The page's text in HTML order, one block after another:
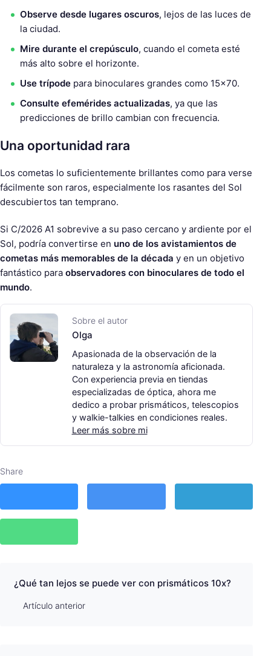
Observe desde lugares oscuros, lejos de las luces de
la ciudad.
Mire durante el crepúsculo, cuando el cometa esté
más alto sobre el horizonte.
Use trípode para binoculares grandes como 15×70.
Consulte efemérides actualizadas, ya que las
predicciones de brillo cambian con frecuencia.
Una oportunidad rara
Los cometas lo suficientemente brillantes como para verse
fácilmente son raros, especialmente los rasantes del Sol
descubiertos tan temprano.
Si C/2026 A1 sobrevive a su paso cercano y ardiente por el
Sol, podría convertirse en uno de los avistamientos de
cometas más memorables de la década y en un objetivo
fantástico para observadores con binoculares de todo el
mundo.
Sobre el autor
Olga
Apasionada de la observación de la
naturaleza y la astronomía aficionada.
Con experiencia previa en tiendas
especializadas de óptica, ahora me
dedico a probar prismáticos, telescopios
y walkie-talkies en condiciones reales.
Leer más sobre mi
Share
¿Qué tan lejos se puede ver con prismáticos 10x?
Artículo anterior